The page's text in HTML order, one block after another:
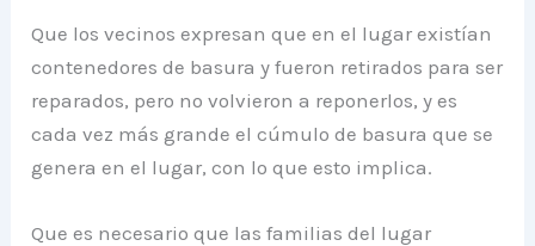
Que los vecinos expresan que en el lugar existían
contenedores de basura y fueron retirados para ser
reparados, pero no volvieron a reponerlos, y es
cada vez más grande el cúmulo de basura que se
genera en el lugar, con lo que esto implica.
Que es necesario que las familias del lugar